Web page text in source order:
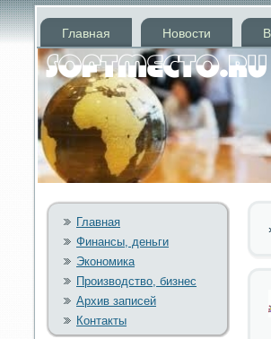
Главная Новости
Главная
Финансы, деньги
Экономика
Производство, бизнес
Архив записей
Контакты